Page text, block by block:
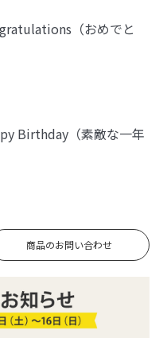
（おめでと
Birthday（素敵な一年
商品のお問い合わせ